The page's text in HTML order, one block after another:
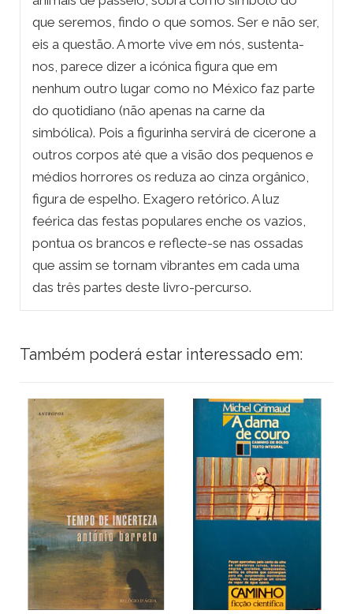
que seremos, findo o que somos. Ser e não ser,
eis a questão. A morte vive em nós, sustenta-
nos, parece dizer a icónica figura que em
nenhum outro lugar como no México faz parte
do quotidiano (não apenas na carne da
simbólica). Pois a figurinha servirá de cicerone a
outros corpos até que a visão dos pequenos e
médios horrores os reduza ao cinza orgânico,
figura de espelho. Exagero retórico. A luz
feérica das festas populares enche os vazios,
pontua os brancos e reflecte-se nas ossadas
que assim se tornam vibrantes em cada uma
das três partes deste livro-percurso.
Também poderá estar interessado em: